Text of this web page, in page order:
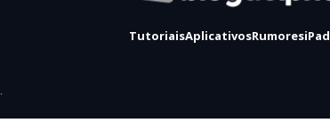
TutoriaisAplicativosRumoresiPad